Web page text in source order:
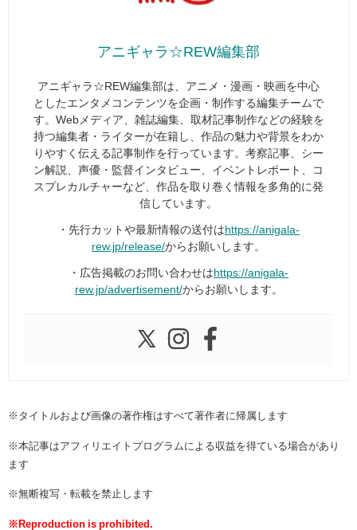
アニギャラ☆REW編集部
アニギャラ☆REW編集部は、アニメ・漫画・映画を中心
としたエンタメコンテンツを企画・制作する編集チームで
す。Webメディア、雑誌編集、取材記事制作などの経験を
持つ編集者・ライターが在籍し、作品の魅力や背景をわか
りやすく伝える記事制作を行っています。考察記事、シー
ン解説、声優・監督インタビュー、イベントレポート、コ
スプレカルチャーなど、作品を取り巻く情報を多角的に発
信しています。
・先行カットや最新情報の送付は https://anigala-
rew.jp/release/からお願いします。
・広告掲載のお問い合わせは https://anigala-
rew.jp/advertisement/からお願いします。
※タイトルおよび画像の著作権はすべて著作者に帰属します
※本記事はアフィリエイトプログラムによる収益を得ている場合があり
ます
※無断複写・転載を禁止します
※Reproduction is prohibited.